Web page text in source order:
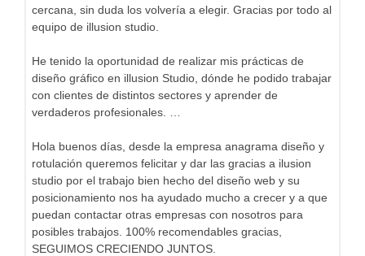
cercana, sin duda los volvería a elegir. Gracias por todo al
equipo de illusion studio.
He tenido la oportunidad de realizar mis prácticas de
diseño gráfico en illusion Studio, dónde he podido trabajar
con clientes de distintos sectores y aprender de
verdaderos profesionales. …
Hola buenos días, desde la empresa anagrama diseño y
rotulación queremos felicitar y dar las gracias a ilusion
studio por el trabajo bien hecho del diseño web y su
posicionamiento nos ha ayudado mucho a crecer y a que
puedan contactar otras empresas con nosotros para
posibles trabajos. 100% recomendables gracias,
SEGUIMOS CRECIENDO JUNTOS.